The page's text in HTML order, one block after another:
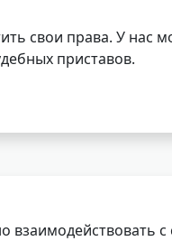
свои права. У нас
приставов.
взаимодействовать